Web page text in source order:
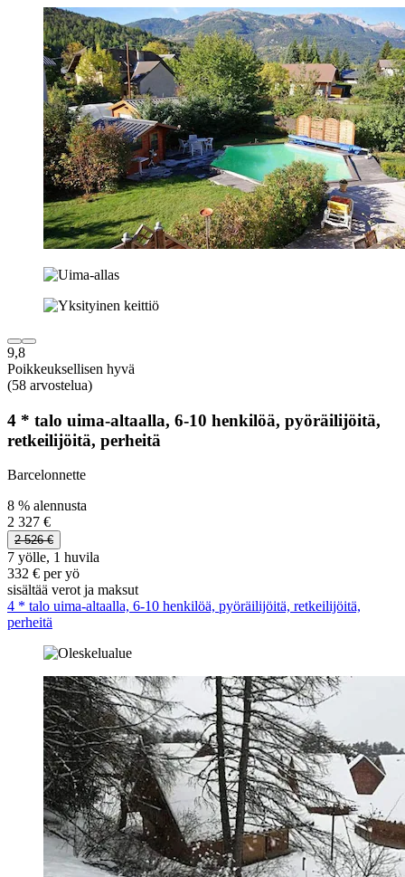
9,8
Poikkeuksellisen hyvä
(58 arvostelua)
4 * talo uima-altaalla, 6-10 henkilöä, pyöräilijöitä,
retkeilijöitä, perheitä
Barcelonnette
8 % alennusta
2 327 €
2 526 €
7 yölle, 1 huvila
332 € per yö
sisältää verot ja maksut
4 * talo uima-altaalla, 6-10 henkilöä, pyöräilijöitä, retkeilijöitä,
perheitä